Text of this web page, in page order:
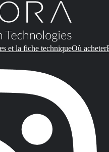
et la fiche techniqueOù acheter